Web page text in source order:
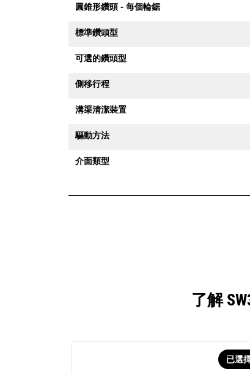
圓錐形鑽頭 - 每個輪鋸
標準鑽頭型
可選的鑽頭型
側移行程
溝渠清潔裝置
驅動方法
介面類型
了解
已選